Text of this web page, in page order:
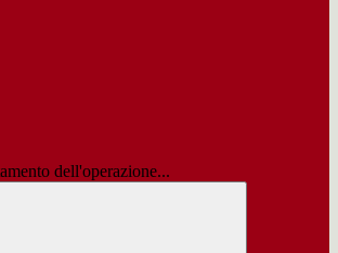
dell'operazione...